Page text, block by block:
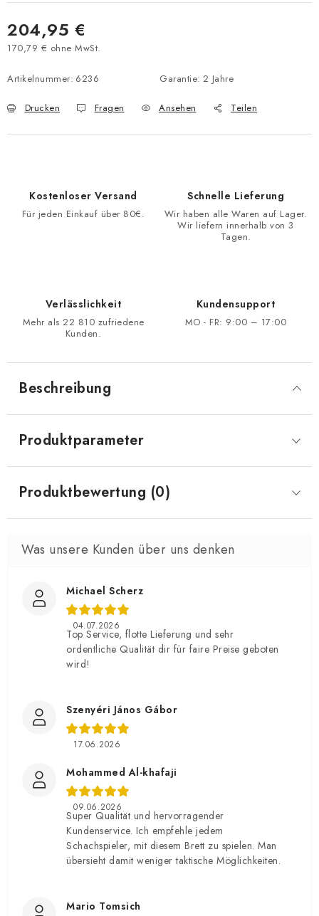
204,95 €
170,79 € ohne MwSt.
Artikelnummer: 6236 Garantie: 2 Jahre
Drucken Fragen Ansehen Teilen
Kostenloser Versand
Für jeden Einkauf über 80€.
Schnelle Lieferung
Wir haben alle Waren auf Lager.
Wir liefern innerhalb von 3
Tagen.
Verlässlichkeit
Mehr als 22 810 zufriedene
Kunden.
Kundensupport
MO - FR: 9:00 – 17:00
Beschreibung
Produktparameter
Produktbewertung (0)
Michael Scherz
04.07.2026
Top Service, flotte Lieferung und sehr
ordentliche Qualität dir für faire Preise geboten
wird!
Szenyéri János Gábor
17.06.2026
Mohammed Al-khafaji
09.06.2026
Super Qualität und hervorragender
Kundenservice. Ich empfehle jedem
Schachspieler, mit diesem Brett zu spielen. Man
übersieht damit weniger taktische Möglichkeiten.
Mario Tomsich